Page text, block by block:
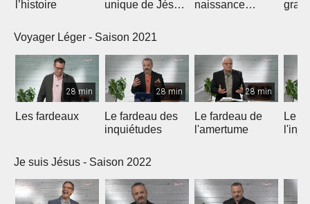
l’histoire
unique de Jésus
naissance
Voyager Léger - Saison 2021
28 min
Les fardeaux
28 min
Le fardeau des
inquiétudes
28 min
Le fardeau de
l'amertume
Le
Je suis Jésus - Saison 2022